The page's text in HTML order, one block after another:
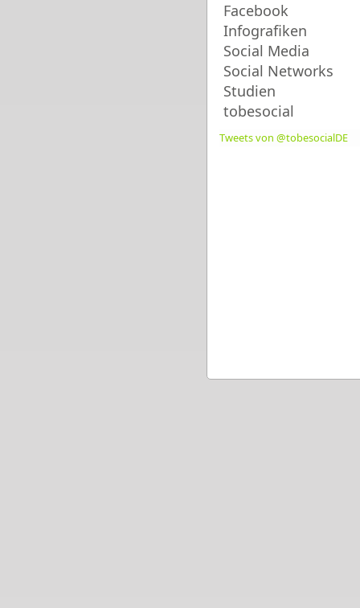
Facebook
Infografiken
Social Media
Social Networks
Studien
tobesocial
Tweets von @tobesocialDE